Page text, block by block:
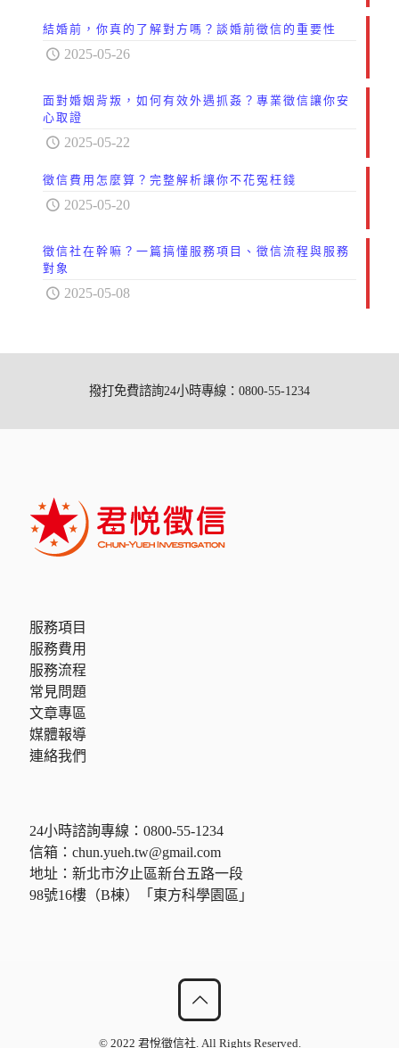
結婚前，你真的了解對方嗎？談婚前徵信的重要性
2025-05-26
面對婚姻背叛，如何有效外遇抓姦？專業徵信讓你安
心取證
2025-05-22
徵信費用怎麼算？完整解析讓你不花冤枉錢
2025-05-20
徵信社在幹嘛？一篇搞懂服務項目、徵信流程與服務
對象
2025-05-08
撥打免費諮詢24小時專線：0800-55-1234
服務項目
服務費用
服務流程
常見問題
文章專區
媒體報導
連絡我們
24小時諮詢專線： 0800-55-1234
信箱： chun.yueh.tw@gmail.com
地址：新北市汐止區新台五路一段
98號16樓（B棟）「東方科學園區」
© 2022 君悅徵信社. All Rights Reserved.